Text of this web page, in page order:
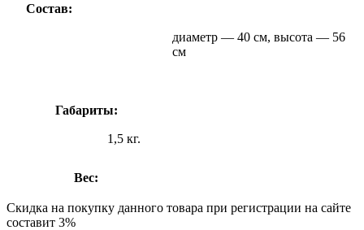
Состав:
Габариты:
диаметр — 40 см, высота — 56
см
Вес:
1,5 кг.
Скидка на покупку данного товара при регистрации на сайте
составит 3%